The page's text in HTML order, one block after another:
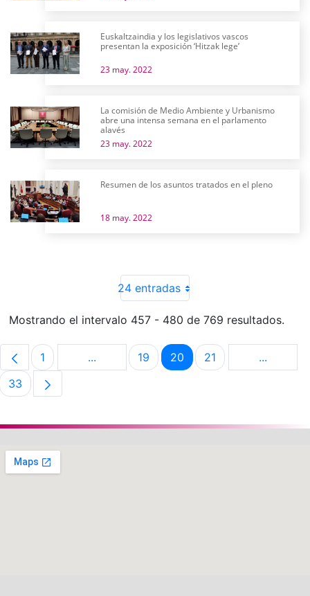
Euskaltzaindia y los legislativos vascos
presentan la exposición ‘Hitzak lege’
23 may. 2022
La comisión de Medio Ambiente y Urbanismo
abre una intensa semana en el parlamento
alavés
23 may. 2022
Resumen de los asuntos tratados en el pleno
18 may. 2022
24 entradas
Mostrando el intervalo 457 - 480 de 769 resultados.
Página
1 ...Páginas intermedias Use TAB para
Página
19 Página
20 Página
21 ...Páginas
Página
33